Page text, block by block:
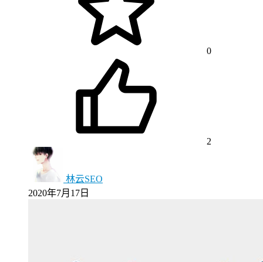
0
2
林云SEO
2020年7月17日